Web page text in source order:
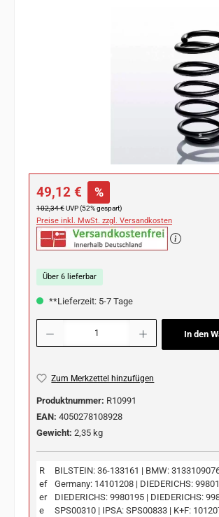
Verkaufspreis:
49,12 € %
Regulärer Preis:
102,34 €UVP (52% gespart)
Preise inkl. MwSt. zzgl. Versandkosten
Über 6 lieferbar
**Lieferzeit: 5-7 Tage
Produkt Anzahl: Gib den gewünschten Wert ein
In den
Zum Merkzettel hinzufügen
Produktnummer: R10991
EAN: 4050278108928
Gewicht: 2,35 kg
R
ef
er
e
BILSTEIN: 36-133161 | BMW:
Germany: 14101208 | DIEDERICHS:
DIEDERICHS: 9980195 | DIEDERICHS:
SPS00310 | IPSA: SPS00833 | K+F: